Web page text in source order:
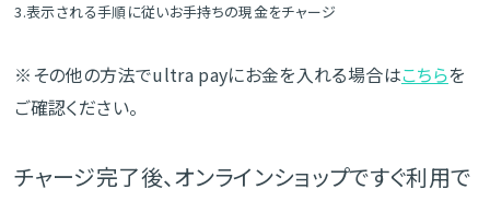
3.表示される手順に従いお手持ちの現金をチャージ
※その他の方法でultra payにお金を入れる場合はこちらを
ご確認ください。
チャージ完了後、オンラインショップですぐ利用で